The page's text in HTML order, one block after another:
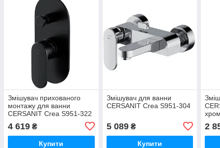
Змішувач прихованого
монтажу для ванни
CERSANIT Crea S951-322
4 619 ₴
Купити
Змішувач для ванни
CERSANIT Crea S951-304
5 089₴
Купити
2